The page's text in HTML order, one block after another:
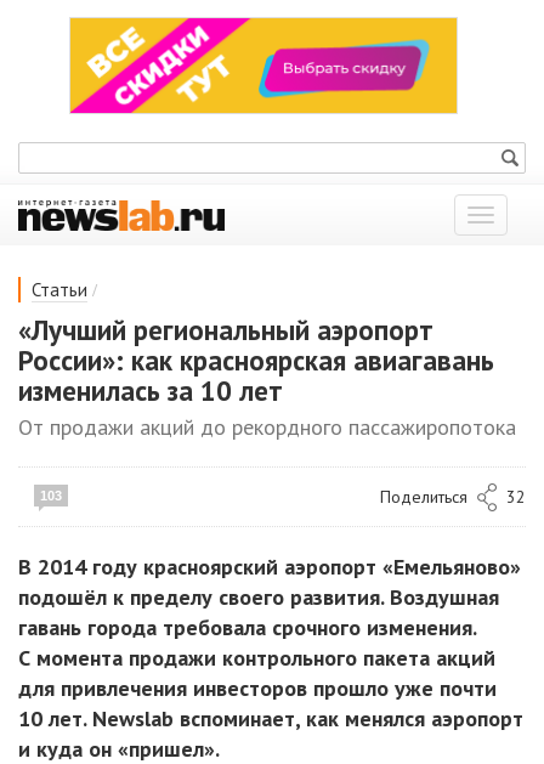
Показать
меню
Статьи /
«Лучший региональный аэропорт
России»: как красноярская авиагавань
изменилась за 10 лет
От продажи акций до рекордного пассажиропотока
103 Поделиться 32
В 2014 году красноярский аэропорт «Емельяново»
подошёл к пределу своего развития. Воздушная
гавань города требовала срочного изменения.
С момента продажи контрольного пакета акций
для привлечения инвесторов прошло уже почти
10 лет. Newslab вспоминает, как менялся аэропорт
и куда он «пришел».